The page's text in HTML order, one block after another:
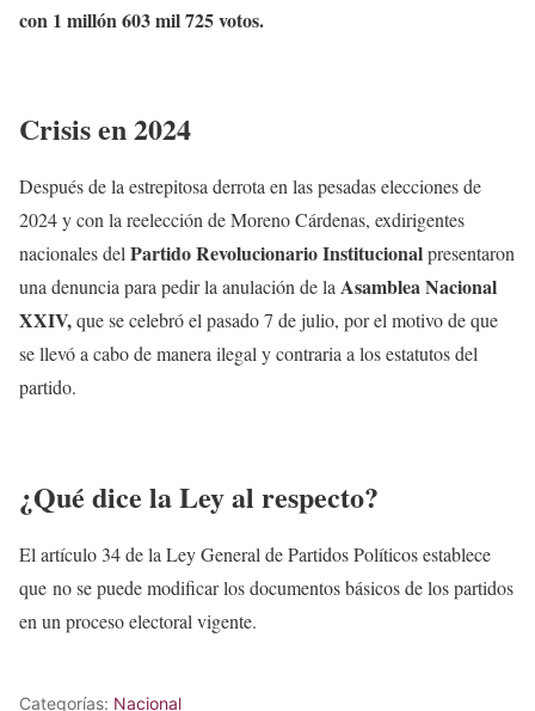
con 1 millón 603 mil 725 votos.
Crisis en 2024
Después de la estrepitosa derrota en las pesadas elecciones de
2024 y con la reelección de Moreno Cárdenas, exdirigentes
nacionales delPartido Revolucionario Institucionalpresentaron
una denuncia para pedir la anulación de laAsamblea Nacional
XXIV,que se celebró el pasado 7 de julio, por el motivo de que
se llevó a cabo de manera ilegal y contraria a los estatutos del
partido.
¿Qué dice la Ley al respecto?
El artículo 34 de la Ley General de Partidos Políticos establece
que no se puede modificar los documentos básicos de los partidos
en un proceso electoral vigente.
Categorías: Nacional